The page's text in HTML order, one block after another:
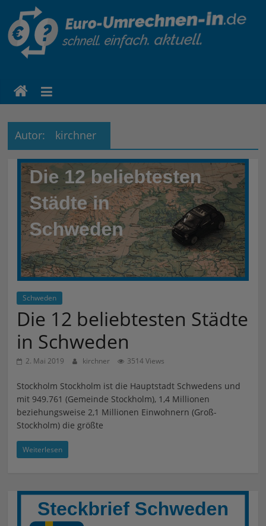
euro-
umrechnen-
in.de
Eine
weitere
WordPress-
Website
Autor: kirchner
Schweden
Die 12 beliebtesten Städte
in Schweden
2. Mai 2019 kirchner 3514 Views
Stockholm Stockholm ist die Hauptstadt Schwedens und
mit 949.761 (Gemeinde Stockholm), 1,4 Millionen
beziehungsweise 2,1 Millionen Einwohnern (Groß-
Stockholm) die größte
Weiterlesen